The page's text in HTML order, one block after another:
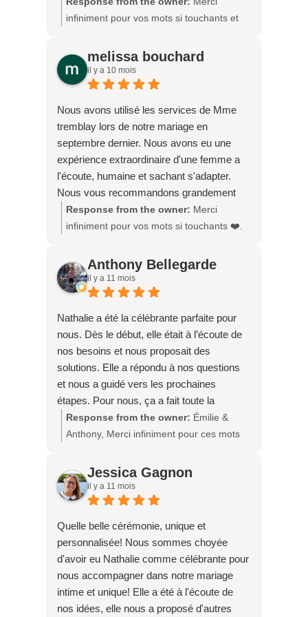
objectifs!!!
infiniment pour vos mots si touchants et
vous accompagner dans votre formation
de célébrant(e) funéraire. Votre
sensibilité, votre rigueur et votre ouverture
célébrante remarquable. Je suis honorée
de pouvoir poursuivre ce parcours à vos
côtés et de continuer à vous soutenir
jusqu’à l’atteinte de vos objectifs. Nathalie
Tremblay
melissa bouchard
il y a 10 mois
Nous avons utilisé les services de Mme
tremblay lors de notre mariage en
septembre dernier. Nous avons eu une
expérience extraordinaire d'une femme a
l'écoute, humaine et sachant s'adapter.
Nous vous recommandons grandement
ses services ❣️
Response from the owner: Merci
infiniment pour vos mots si touchants ❤️.
vous accompagner dans ce moment
unique. Votre confiance et votre ouverture
ont rendu mon rôle encore plus précieux.
deux, remplie d'amour, de douceur et de
complicité.
Anthony Bellegarde
il y a 11 mois
Nathalie a été la célébrante parfaite pour
nous. Dès le début, elle était à l’écoute de
nos besoins et nous proposait des
solutions. Elle a répondu à nos questions
et nous a guidé vers les prochaines
étapes. Pour nous, ça a fait toute la
différence d’avoir eu un point de référence
pour notre mariage. Merci, Nathalie !
Response from the owner: Émilie &
Anthony, Merci infiniment pour ces mots
adoré vous accompagner dans la
préparation de votre grand jour et vous
voir avancer avec tant de sérénité. Votre
cérémonie qui vous ressemble, et c’est un
vrai privilège d’avoir été votre point de
repère tout au long du processus. Je vous
souhaite une vie de couple remplie de
bonheur et de beaux projets ! — Nathalie
Jessica Gagnon
il y a 11 mois
Quelle belle cérémonie, unique et
personnalisée! Nous sommes choyée
d'avoir eu Nathalie comme célébrante pour
nous accompagner dans notre mariage
intime et unique! Elle a été à l'écoute de
nos idées, elle nous a proposé d'autres